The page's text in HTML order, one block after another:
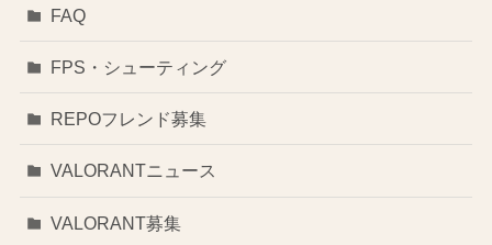
FAQ
FPS・シューティング
REPOフレンド募集
VALORANTニュース
VALORANT募集